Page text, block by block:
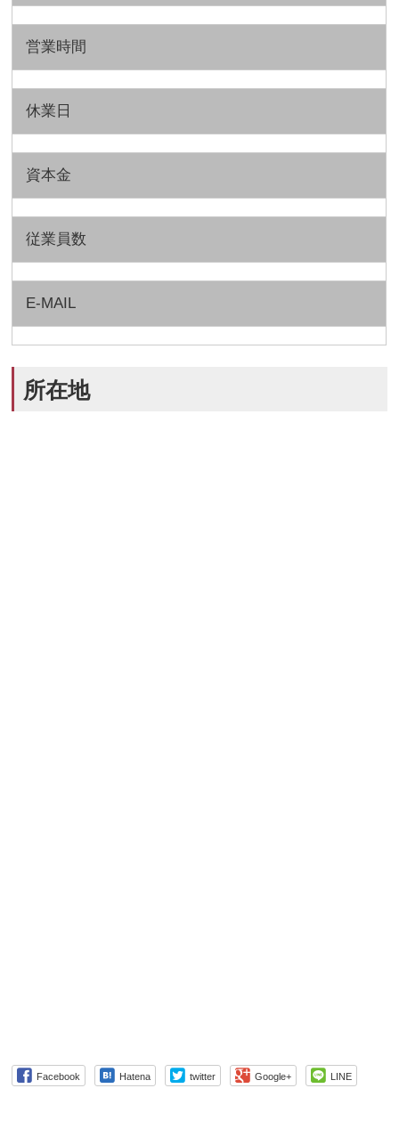
営業時間
休業日
資本金
従業員数
E-MAIL
所在地
Facebook Hatena twitter Google+ LINE